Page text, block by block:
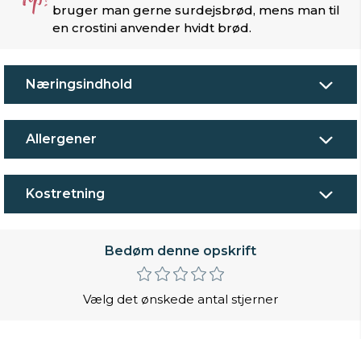
bruger man gerne surdejsbrød, mens man til
en crostini anvender hvidt brød.
Næringsindhold
Allergener
Kostretning
Bedøm denne opskrift
Vælg det ønskede antal stjerner